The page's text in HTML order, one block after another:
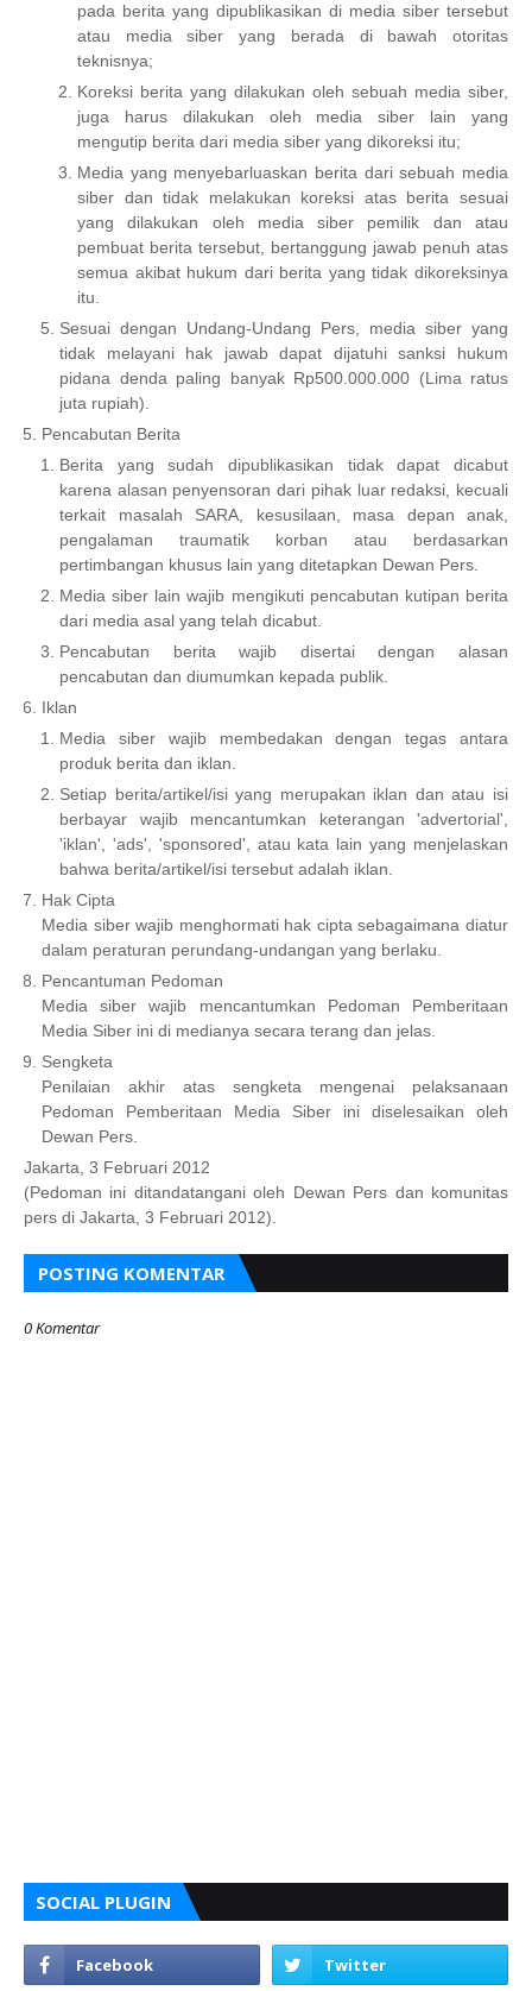
pada berita yang dipublikasikan di media siber tersebut
atau media siber yang berada di bawah otoritas
teknisnya;
Koreksi berita yang dilakukan oleh sebuah media siber,
juga harus dilakukan oleh media siber lain yang
mengutip berita dari media siber yang dikoreksi itu;
Media yang menyebarluaskan berita dari sebuah media
siber dan tidak melakukan koreksi atas berita sesuai
yang dilakukan oleh media siber pemilik dan atau
pembuat berita tersebut, bertanggung jawab penuh atas
semua akibat hukum dari berita yang tidak dikoreksinya
itu.
Sesuai dengan Undang-Undang Pers, media siber yang
tidak melayani hak jawab dapat dijatuhi sanksi hukum
pidana denda paling banyak Rp500.000.000 (Lima ratus
juta rupiah).
Pencabutan Berita
Berita yang sudah dipublikasikan tidak dapat dicabut
karena alasan penyensoran dari pihak luar redaksi, kecuali
terkait masalah SARA, kesusilaan, masa depan anak,
pengalaman traumatik korban atau berdasarkan
pertimbangan khusus lain yang ditetapkan Dewan Pers.
Media siber lain wajib mengikuti pencabutan kutipan berita
dari media asal yang telah dicabut.
Pencabutan berita wajib disertai dengan alasan
pencabutan dan diumumkan kepada publik.
Iklan
Media siber wajib membedakan dengan tegas antara
produk berita dan iklan.
Setiap berita/artikel/isi yang merupakan iklan dan atau isi
berbayar wajib mencantumkan keterangan 'advertorial',
'iklan', 'ads', 'sponsored', atau kata lain yang menjelaskan
bahwa berita/artikel/isi tersebut adalah iklan.
Hak Cipta
Media siber wajib menghormati hak cipta sebagaimana diatur
dalam peraturan perundang-undangan yang berlaku.
Pencantuman Pedoman
Media siber wajib mencantumkan Pedoman Pemberitaan
Media Siber ini di medianya secara terang dan jelas.
Sengketa
Penilaian akhir atas sengketa mengenai pelaksanaan
Pedoman Pemberitaan Media Siber ini diselesaikan oleh
Dewan Pers.
Jakarta, 3 Februari 2012
(Pedoman ini ditandatangani oleh Dewan Pers dan komunitas
pers di Jakarta, 3 Februari 2012).
POSTING KOMENTAR
0 Komentar
SOCIAL PLUGIN